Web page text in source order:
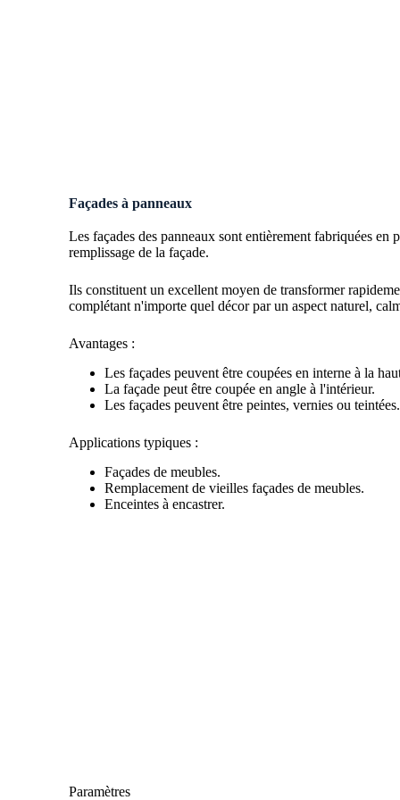
Façades à panneaux
Les façades des panneaux sont entièrement fabriquées en
remplissage de la façade.
Ils constituent un excellent moyen de transformer
complétant n'importe quel décor par un aspect naturel,
Avantages :
Les façades peuvent être coupées en interne à la
La façade peut être coupée en angle à l'intérieur.
Les façades peuvent être peintes, vernies ou teintées.
Applications typiques :
Façades de meubles.
Remplacement de vieilles façades de meubles.
Enceintes à encastrer.
Paramètres